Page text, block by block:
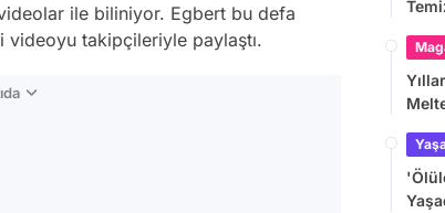
ile biliniyor. Egbert bu defa
takipçileriyle paylaştı.